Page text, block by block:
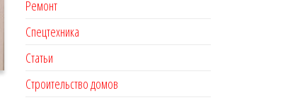
Ремонт
Спецтехника
Статьи
Строительство домов